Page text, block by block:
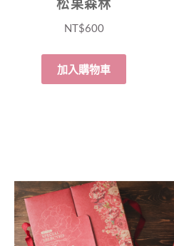
松果森林
NT$600
加入購物車